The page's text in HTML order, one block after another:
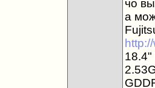
чо
а
18.4"